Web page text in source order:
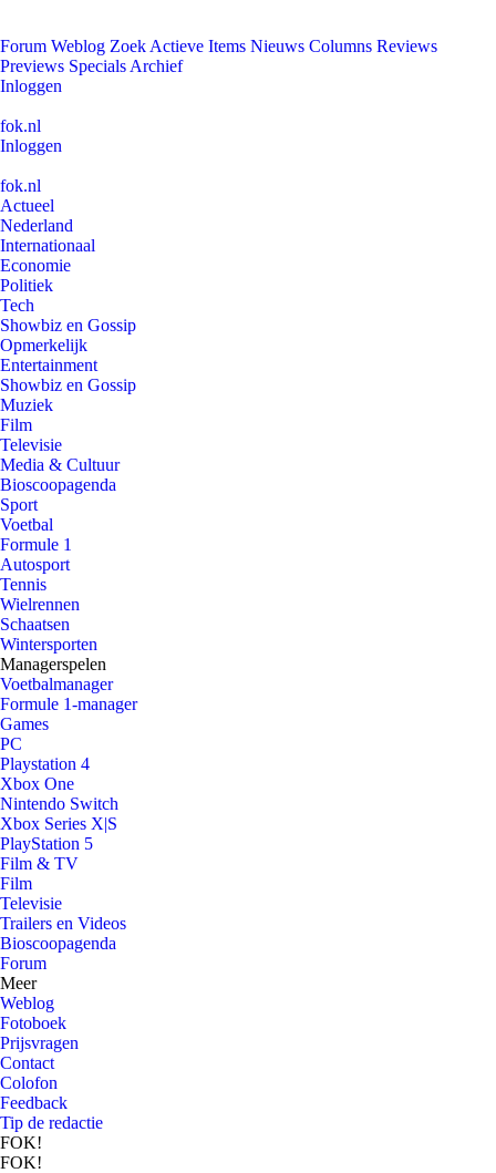
Forum Weblog Zoek Actieve Items Nieuws Columns Reviews
Previews Specials Archief
Inloggen
fok.nl
Inloggen
fok.nl
Actueel
Nederland
Internationaal
Economie
Politiek
Tech
Showbiz en Gossip
Opmerkelijk
Entertainment
Showbiz en Gossip
Muziek
Film
Televisie
Media & Cultuur
Bioscoopagenda
Sport
Voetbal
Formule 1
Autosport
Tennis
Wielrennen
Schaatsen
Wintersporten
Managerspelen
Voetbalmanager
Formule 1-manager
Games
PC
Playstation 4
Xbox One
Nintendo Switch
Xbox Series X|S
PlayStation 5
Film & TV
Film
Televisie
Trailers en Videos
Bioscoopagenda
Forum
Meer
Weblog
Fotoboek
Prijsvragen
Contact
Colofon
Feedback
Tip de redactie
FOK!
FOK!